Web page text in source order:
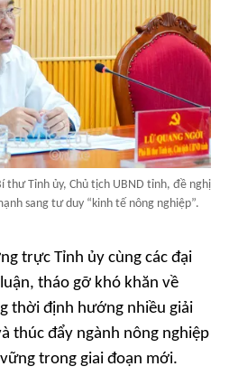
thư Tỉnh ủy, Chủ tịch UBND tỉnh, đề nghị
sang tư duy “kinh tế nông nghiệp”.
trực Tỉnh ủy cùng các đại
tháo gỡ khó khăn về
thời định hướng nhiều giải
thúc đẩy ngành nông nghiệp
trong giai đoạn mới.